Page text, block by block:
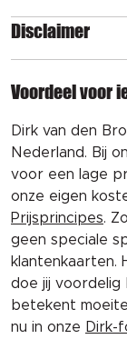
Disclaimer
Voordeel voor
Dirk van den
Nederland. Bij
voor een lage
onze eigen
Prijsprincipes.
geen speciale
klantenkaarten.
doe jij voordelig
betekent
nu in onze Dirk-